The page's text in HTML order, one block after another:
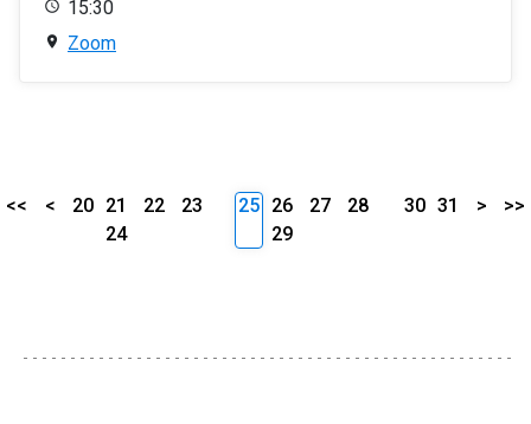
15:30
Zoom
<< < 20 21 22
23
24
25 26 27
28
29
30 31 > >>